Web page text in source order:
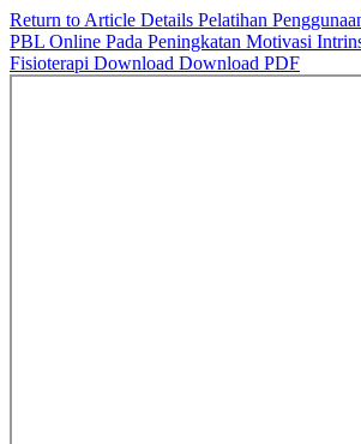
Return to Article Details Pelatihan
PBL Online Pada Peningkatan Motivasi
Fisioterapi Download Download PDF